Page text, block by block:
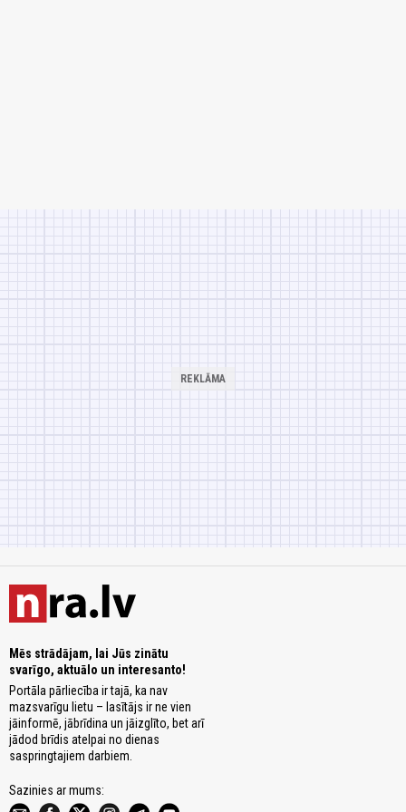
Mēs strādājam, lai Jūs zinātu
svarīgo, aktuālo un interesanto!
Portāla pārliecība ir tajā, ka nav
mazsvarīgu lietu – lasītājs ir ne vien
jāinformē, jābrīdina un jāizglīto, bet arī
jādod brīdis atelpai no dienas
saspringtajiem darbiem.
Sazinies ar mums: